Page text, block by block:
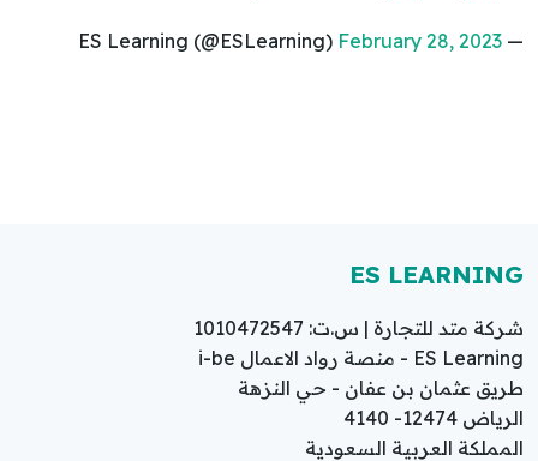
— ES Learning (@ESLearning)
February 28, 2023
ES LEARNING
شركة متد للتجارة | س.ت: 1010472547
ES Learning - منصة رواد الاعمال i-be
طريق عثمان بن عفان - حي النزهة
الرياض 12474- 4140
المملكة العربية السعودية